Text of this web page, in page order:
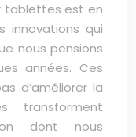
tablettes est en
innovations qui
nous pensions
années. Ces
d’améliorer la
transforment
dont nous